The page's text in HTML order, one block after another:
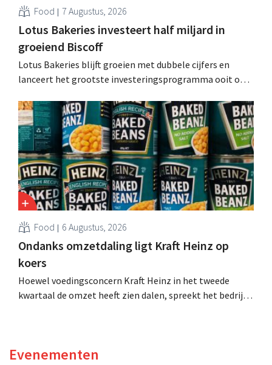
Food 7 Augustus, 2026
Lotus Bakeries investeert half miljard in
groeiend Biscoff
Lotus Bakeries blijft groeien met dubbele cijfers en
lanceert het grootste investeringsprogramma ooit om
moeten dit momentum grijpen”.
Food 6 Augustus, 2026
Ondanks omzetdaling ligt Kraft Heinz op
koers
Hoewel voedingsconcern Kraft Heinz in het tweede
kwartaal de omzet heeft zien dalen, spreekt het bedrijf
Evenementen